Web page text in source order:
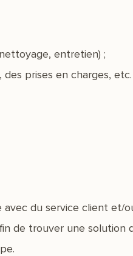
entretien) ;
prises en charges, etc.
avec du service client et/
de trouver une solution